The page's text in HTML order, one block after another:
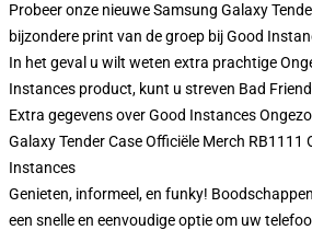
Probeer onze nieuwe Samsung Galaxy
bijzondere print van de groep bij Good
In het geval u wilt weten extra prachtige
Instances product, kunt u streven Bad
Extra gegevens over Good Instances
Galaxy Tender Case Officiële Merch RB1111
Instances
Genieten, informeel, en funky!
een snelle en eenvoudige optie om uw